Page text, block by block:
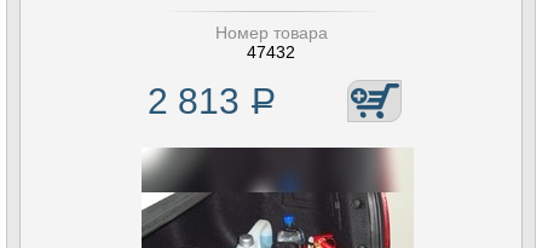
Номер товара
47432
2 813 Р